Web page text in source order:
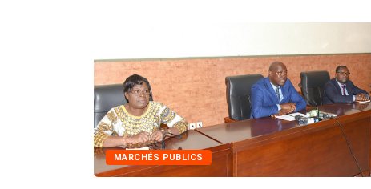
MARCHÉS PUBLICS